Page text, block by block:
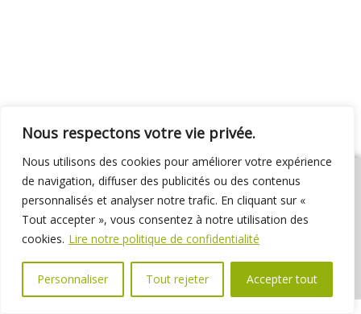
Nous respectons votre vie privée.
Nous utilisons des cookies pour améliorer votre expérience
de navigation, diffuser des publicités ou des contenus
personnalisés et analyser notre trafic. En cliquant sur «
Tout accepter », vous consentez à notre utilisation des
cookies. Lire notre politique de confidentialité
Personnaliser Tout rejeter Accepter tout
01 69 31 72 10 01 69 31 37 31
Nous contacter
Espace élus
Marchés publics Délibérations